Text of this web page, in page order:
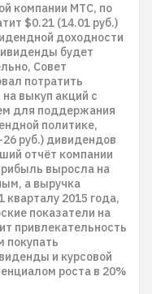
компании МТС, по
$0.21 (14.01 руб.)
доходности
будет
Совет
потратить
выкуп акций с
для поддержания
политике,
руб.) дивидендов
отчёт компании
выросла на
а выручка
кварталу 2015 года,
показатели на
привлекательность
покупать
и курсовой
роста в 20%